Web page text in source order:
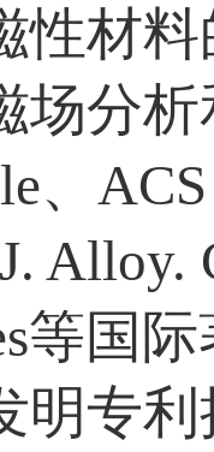
性材
场分
、
J. Alloy.
等国
明专利